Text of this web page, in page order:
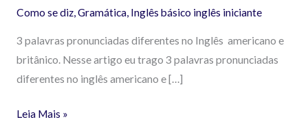
Como se diz,Gramática, Inglês básico inglês iniciante
3 palavras pronunciadas diferentes no Inglês americano e
britânico. Nesse artigo eu trago 3 palavras pronunciadas
diferentes no inglês americano e […]
Leia Mais »